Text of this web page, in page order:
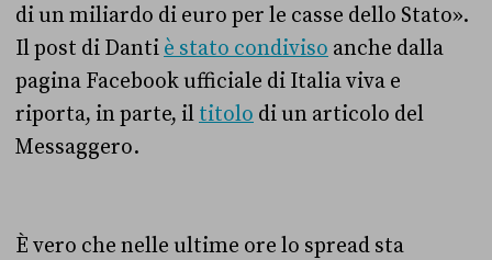
di un miliardo di euro per le casse dello Stato».
Il post di Danti è stato condiviso anche dalla
pagina Facebook ufficiale di Italia viva e
riporta, in parte, il titolo di un articolo del
Messaggero.
È vero che nelle ultime ore lo spread sta